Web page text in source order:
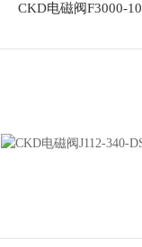
CKD电磁阀F3000-